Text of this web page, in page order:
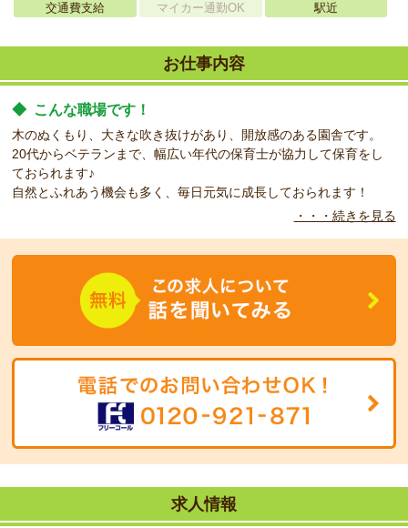
交通費支給
マイカー通勤OK 駅近
お仕事内容
◆ こんな職場です！
木のぬくもり、大きな吹き抜けがあり、開放感のある園舎です。
20代からベテランまで、幅広い年代の保育士が協力して保育をし
ておられます♪
自然とふれあう機会も多く、毎日元気に成長しておられます！
時間が空いているときには、支援センターでの補助業務もお手伝い
いただきます。（簡単な業務です☆）
保育経験者の方や、お近くにお住まいの方も大歓迎です♪
是非是非お気軽にお問合せくださいね☆
・・・続きを見る
求人情報